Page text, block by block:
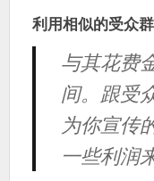
利用相似的受众
与其花费
间。跟受
为你宣传
一些利润